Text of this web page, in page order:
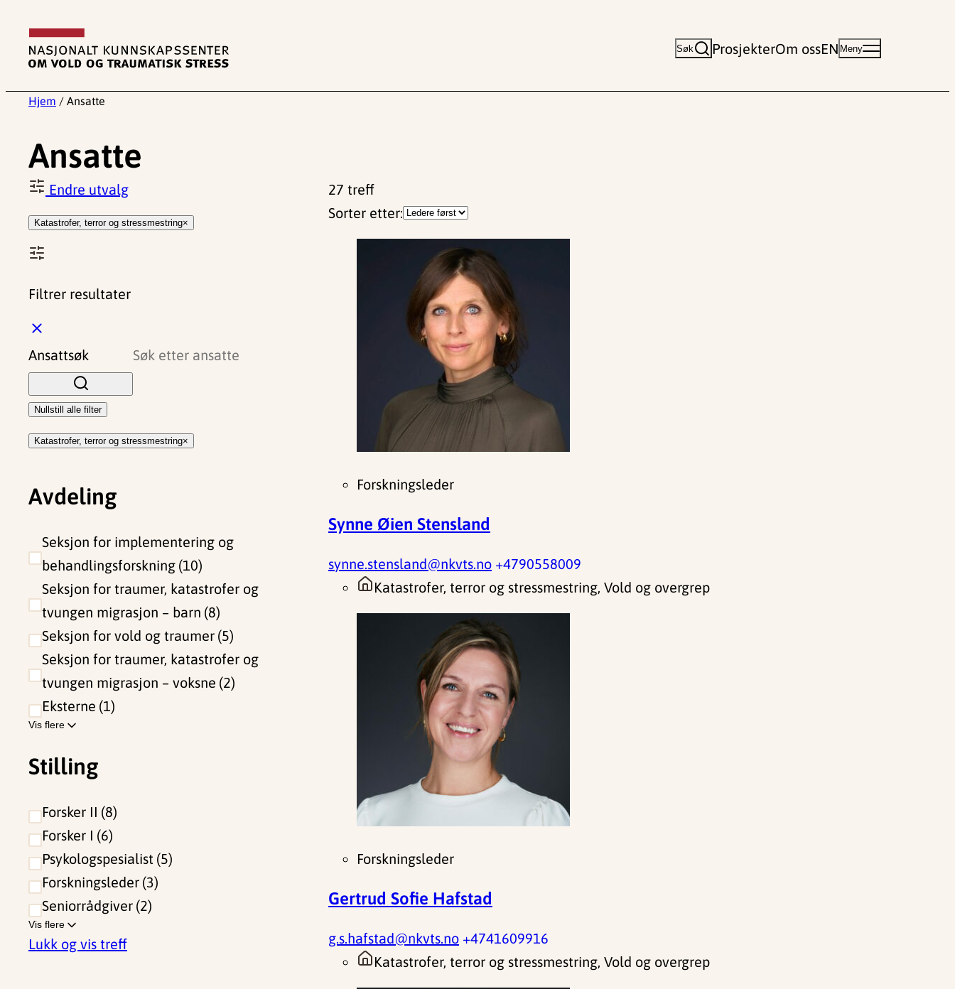
innhold
Søk ProsjekterOm ossEN Meny
Hjem / Ansatte
Ansatte
Endre utvalg
Katastrofer, terror og stressmestring
Filtrer resultater
u
k
k
Ansattsøk
Nullstill alle filter
Katastrofer, terror og stressmestring
Avdeling
Seksjon for implementering og
behandlingsforskning 10
Seksjon for traumer, katastrofer og
tvungen migrasjon – barn 8
Seksjon for vold og traumer 5
Seksjon for traumer, katastrofer og
tvungen migrasjon – voksne 2
Eksterne 1
Vis flere
Stilling
Forsker II 8
Forsker I 6
Psykologspesialist 5
Forskningsleder 3
Seniorrådgiver 2
Vis flere
Lukk og vis treff
27 treff
Sorter etter:
Forskningsleder
Synne Øien Stensland
synne.stensland@nkvts.no +4790558009
Katastrofer, terror og stressmestring, Vold og overgrep
Forskningsleder
Gertrud Sofie Hafstad
g.s.hafstad@nkvts.no +4741609916
Katastrofer, terror og stressmestring, Vold og overgrep